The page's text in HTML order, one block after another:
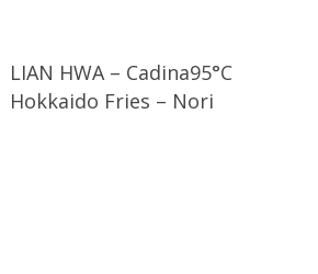
LIAN HWA – Cadina95°C
Hokkaido Fries – Nori